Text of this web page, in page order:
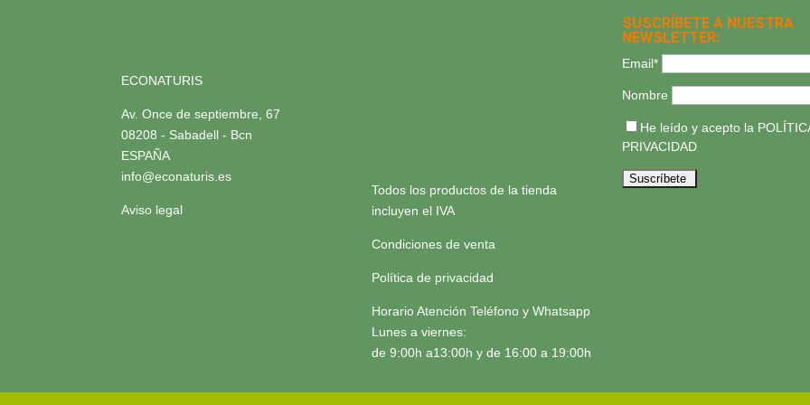
ECONATURIS
Av. Once de septiembre, 67
08208 - Sabadell - Bcn
ESPAÑA
info@econaturis.es
Aviso legal
Todos los productos de la tienda
incluyen el IVA
Condiciones de venta
Política de privacidad
Horario Atención Teléfono y Whatsapp
Lunes a viernes:
de 9:00h a13:00h y de 16:00 a 19:00h
SUSCRÍBETE A NUESTRA
NEWSLETTER:
Email*
Nombre
He leído y acepto la
PRIVACIDAD